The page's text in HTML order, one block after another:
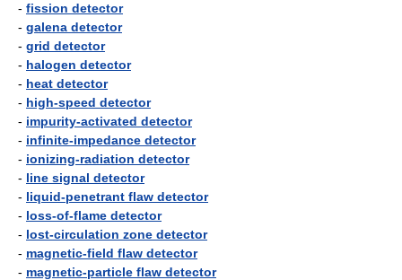
- fission detector
- galena detector
- grid detector
- halogen detector
- heat detector
- high-speed detector
- impurity-activated detector
- infinite-impedance detector
- ionizing-radiation detector
- line signal detector
- liquid-penetrant flaw detector
- loss-of-flame detector
- lost-circulation zone detector
- magnetic-field flaw detector
- magnetic-particle flaw detector